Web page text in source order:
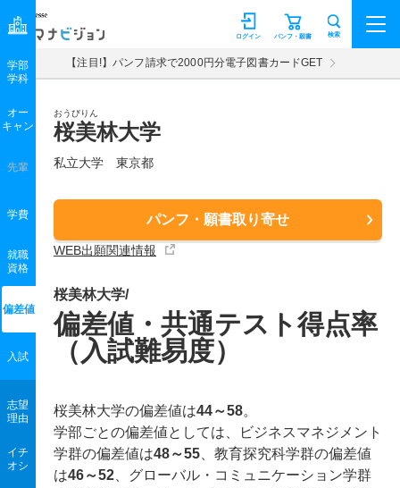
マナビジョン パンフ・願書
ログイン 検索
【注目!】パンフ請求で2000円分電子図書カードGET
おうびりん
桜美林大学
私立大学 東京都
パンフ・願書取り寄せ
WEB出願関連情報
学部
学科
オー
キャン
先輩
学費
就職
資格
偏差値
入試
志望
理由
イチ
オシ
桜美林大学/
偏差値・共通テスト得点率
（入試難易度）
桜美林大学の偏差値は44～58。
学部ごとの偏差値としては、ビジネスマネジメント
学群の偏差値は48～55 、教育探究科学群の偏差値
は46～52 、グローバル・コミュニケーション学群